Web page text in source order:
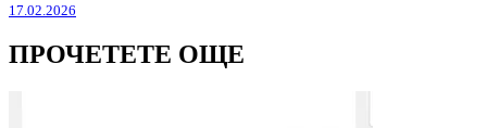
17.02.2026
ПРОЧЕТЕТЕ ОЩЕ